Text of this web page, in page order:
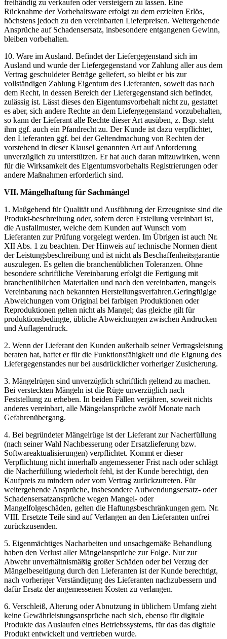
freihändig zu verkaufen oder versteigern zu lassen. Eine
Rücknahme der Vorbehaltsware erfolgt zu dem erzielten Erlös,
höchstens jedoch zu den vereinbarten Lieferpreisen. Weitergehende
Ansprüche auf Schadensersatz, insbesondere entgangenen Gewinn,
bleiben vorbehalten.
10. Ware im Ausland. Befindet der Liefergegenstand sich im
Ausland und wurde der Liefergegenstand vor Zahlung aller aus dem
Vertrag geschuldeter Beträge geliefert, so bleibt er bis zur
vollständigen Zahlung Eigentum des Lieferanten, soweit das nach
dem Recht, in dessen Bereich der Liefergegenstand sich befindet,
zulässig ist. Lässt dieses den Eigentumsvorbehalt nicht zu, gestattet
es aber, sich andere Rechte an dem Liefergegenstand vorzubehalten,
so kann der Lieferant alle Rechte dieser Art ausüben, z. Bsp. steht
ihm ggf. auch ein Pfandrecht zu. Der Kunde ist dazu verpflichtet,
den Lieferanten ggf. bei der Geltendmachung von Rechten der
vorstehend in dieser Klausel genannten Art auf Anforderung
unverzüglich zu unterstützen. Er hat auch daran mitzuwirken, wenn
für die Wirksamkeit des Eigentumsvorbehalts Registrierungen oder
andere Maßnahmen erforderlich sind.
VII. Mängelhaftung für Sachmängel
1. Maßgebend für Qualität und Ausführung der Erzeugnisse sind die
Produkt-beschreibung oder, sofern deren Erstellung vereinbart ist,
die Ausfallmuster, welche dem Kunden auf Wunsch vom
Lieferanten zur Prüfung vorgelegt werden. Im Übrigen ist auch Nr.
XII Abs. 1 zu beachten. Der Hinweis auf technische Normen dient
der Leistungsbeschreibung und ist nicht als Beschaffenheitsgarantie
auszulegen. Es gelten die branchenüblichen Toleranzen. Ohne
besondere schriftliche Vereinbarung erfolgt die Fertigung mit
branchenüblichen Materialien und nach den vereinbarten, mangels
Vereinbarung nach bekannten Herstellungsverfahren.Geringfügige
Abweichungen vom Original bei farbigen Produktionen oder
Reproduktionen gelten nicht als Mangel; das gleiche gilt für
produktionsbedingte, übliche Abweichungen zwischen Andrucken
und Auflagendruck.
2. Wenn der Lieferant den Kunden außerhalb seiner Vertragsleistung
beraten hat, haftet er für die Funktionsfähigkeit und die Eignung des
Liefergegenstandes nur bei ausdrücklicher vorheriger Zusicherung.
3. Mängelrügen sind unverzüglich schriftlich geltend zu machen.
Bei versteckten Mängeln ist die Rüge unverzüglich nach
Feststellung zu erheben. In beiden Fällen verjähren, soweit nichts
anderes vereinbart, alle Mängelansprüche zwölf Monate nach
Gefahrenübergang.
4. Bei begründeter Mängelrüge ist der Lieferant zur Nacherfüllung
(nach seiner Wahl Nachbesserung oder Ersatzlieferung bzw.
Softwareaktualisierungen) verpflichtet. Kommt er dieser
Verpflichtung nicht innerhalb angemessener Frist nach oder schlägt
die Nacherfüllung wiederholt fehl, ist der Kunde berechtigt, den
Kaufpreis zu mindern oder vom Vertrag zurückzutreten. Für
weitergehende Ansprüche, insbesondere Aufwendungsersatz- oder
Schadensersatzansprüche wegen Mangel- oder
Mangelfolgeschäden, gelten die Haftungsbeschränkungen gem. Nr.
VIII. Ersetzte Teile sind auf Verlangen an den Lieferanten unfrei
zurückzusenden.
5. Eigenmächtiges Nacharbeiten und unsachgemäße Behandlung
haben den Verlust aller Mängelansprüche zur Folge. Nur zur
Abwehr unverhältnismäßig großer Schäden oder bei Verzug der
Mängelbeseitigung durch den Lieferanten ist der Kunde berechtigt,
nach vorheriger Verständigung des Lieferanten nachzubessern und
dafür Ersatz der angemessenen Kosten zu verlangen.
6. Verschleiß, Alterung oder Abnutzung in üblichem Umfang zieht
keine Gewährleistungsansprüche nach sich, ebenso für digitale
Produkte das Auslaufen eines Betriebssystems, für das das digitale
Produkt entwickelt und vertrieben wurde.